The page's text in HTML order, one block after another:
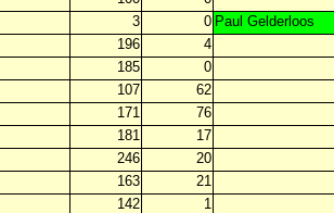
3 0 Paul Gelderloos
196
4
185
0
107
62
171
76
181
17
246 20
163
21
142
1